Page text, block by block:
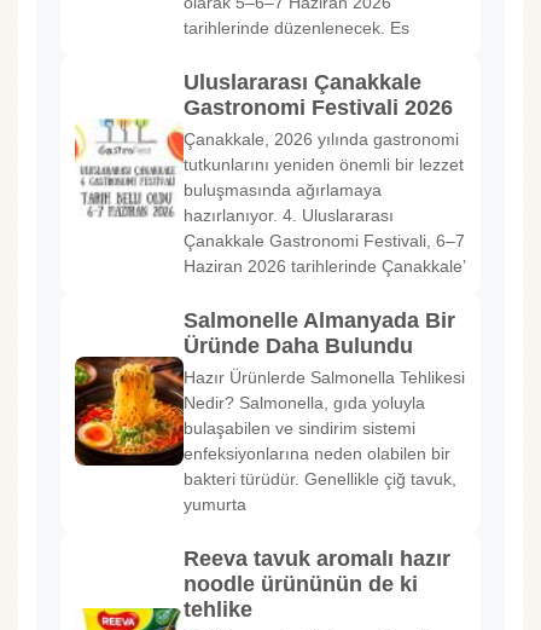
tarihlerinde düzenlenecek. Es
Uluslararası Çanakkale
Gastronomi Festivali 2026
Çanakkale, 2026 yılında gastronomi
tutkunlarını yeniden önemli bir lezzet
buluşmasında ağırlamaya
hazırlanıyor. 4. Uluslararası
Çanakkale Gastronomi Festivali, 6–7
Haziran 2026 tarihlerinde Çanakkale’
Salmonelle Almanyada Bir
Üründe Daha Bulundu
Hazır Ürünlerde Salmonella Tehlikesi
Nedir? Salmonella, gıda yoluyla
bulaşabilen ve sindirim sistemi
enfeksiyonlarına neden olabilen bir
bakteri türüdür. Genellikle çiğ tavuk,
yumurta
Reeva tavuk aromalı hazır
noodle ürününün de ki
tehlike